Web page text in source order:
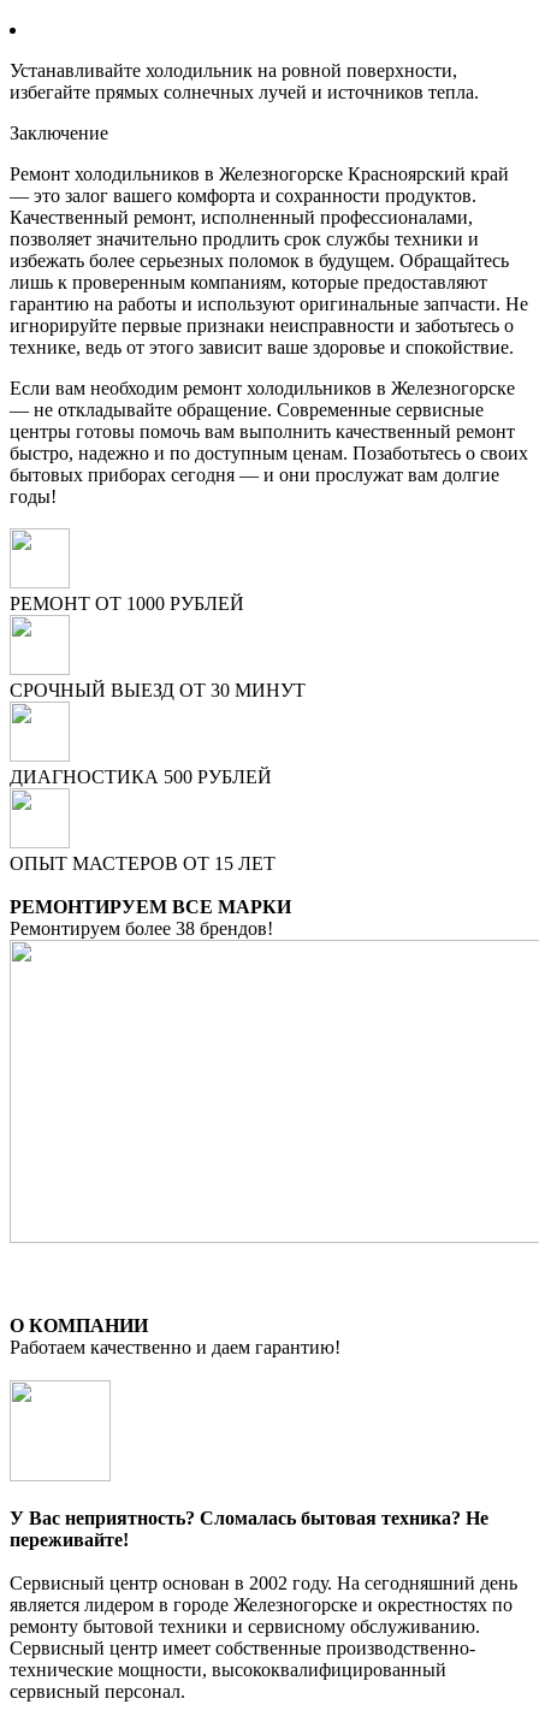
Устанавливайте холодильник на ровной поверхности,
избегайте прямых солнечных лучей и источников тепла.
Заключение
Ремонт холодильников в Железногорске Красноярский край
— это залог вашего комфорта и сохранности продуктов.
Качественный ремонт, исполненный профессионалами,
позволяет значительно продлить срок службы техники и
избежать более серьезных поломок в будущем. Обращайтесь
лишь к проверенным компаниям, которые предоставляют
гарантию на работы и используют оригинальные запчасти. Не
игнорируйте первые признаки неисправности и заботьтесь о
технике, ведь от этого зависит ваше здоровье и спокойствие.
Если вам необходим ремонт холодильников в Железногорске
— не откладывайте обращение. Современные сервисные
центры готовы помочь вам выполнить качественный ремонт
быстро, надежно и по доступным ценам. Позаботьтесь о своих
бытовых приборах сегодня — и они прослужат вам долгие
годы!
РЕМОНТ ОТ 1000 РУБЛЕЙ
СРОЧНЫЙ ВЫЕЗД ОТ 30 МИНУТ
ДИАГНОСТИКА 500 РУБЛЕЙ
ОПЫТ МАСТЕРОВ ОТ 15 ЛЕТ
РЕМОНТИРУЕМ ВСЕ МАРКИ
Ремонтируем более 38 брендов!
О КОМПАНИИ
Работаем качественно и даем гарантию!
У Вас неприятность? Сломалась бытовая техника? Не
переживайте!
Сервисный центр основан в 2002 году. На сегодняшний день
является лидером в городе Железногорске и окрестностях по
ремонту бытовой техники и сервисному обслуживанию.
Сервисный центр имеет собственные производственно-
технические мощности, высококвалифицированный
сервисный персонал.